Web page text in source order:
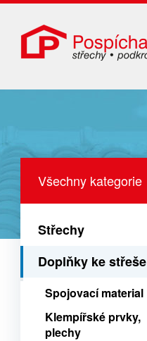
Všechny kategorie
Střechy
Doplňky ke střeše
Spojovací material
Klempířské prvky,
plechy